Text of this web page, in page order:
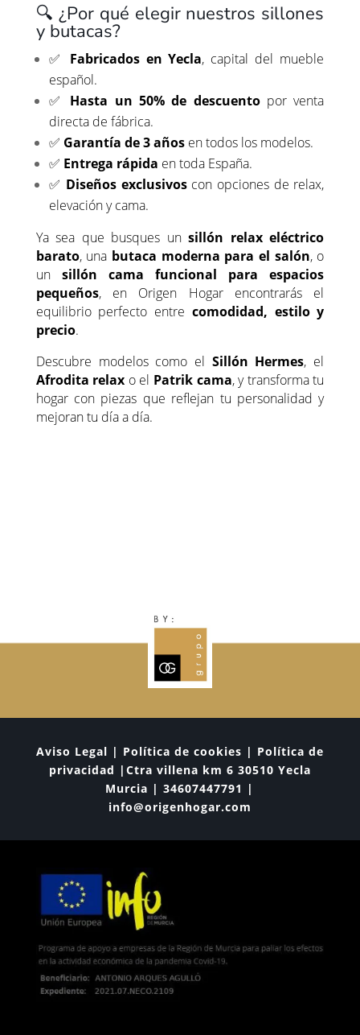
🔍 ¿Por qué elegir nuestros sillones
y butacas?
✅ Fabricados en Yecla, capital del mueble
español.
✅ Hasta un 50% de descuentopor venta
directa de fábrica.
✅ Garantía de 3 añosen todos los modelos.
✅ Entrega rápida en toda España.
✅ Diseños exclusivoscon opciones de relax,
elevación y cama.
Ya sea que busques unsillón relax eléctrico
barato, una butaca moderna para el salón, o
un sillón cama funcional para espacios
pequeños, en Origen Hogar encontrarás el
equilibrio perfecto entre comodidad, estilo y
precio.
Descubre modelos como el Sillón Hermes, el
Afrodita relax o el Patrik cama, y transforma tu
hogar con piezas que reflejan tu personalidad y
mejoran tu día a día.
Aviso Legal | Política de cookies | Política de
privacidad |Ctra villena km 6 30510 Yecla
Murcia | 34607447791 |
info@origenhogar.com